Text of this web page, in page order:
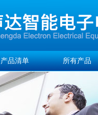
产品清单 所有产品